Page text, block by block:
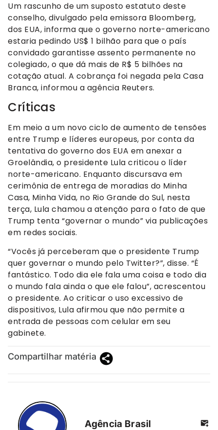
Um rascunho de um suposto estatuto deste
conselho, divulgado pela emissora Bloomberg,
dos EUA, informa que o governo norte-americano
estaria pedindo US$ 1 bilhão para que o país
convidado garantisse assento permanente no
colegiado, o que dá mais de R$ 5 bilhões na
cotação atual. A cobrança foi negada pela Casa
Branca, informou a agência Reuters.
Críticas
Em meio a um novo ciclo de aumento de tensões
entre Trump e líderes europeus, por conta da
tentativa do governo dos EUA em anexar a
Groelândia, o presidente Lula criticou o líder
norte-americano. Enquanto discursava em
cerimônia de entrega de moradias do Minha
Casa, Minha Vida, no Rio Grande do Sul, nesta
terça, Lula chamou a atenção para o fato de que
Trump tenta “governar o mundo” via publicações
em redes sociais.
“Vocês já perceberam que o presidente Trump
quer governar o mundo pelo Twitter?”, disse. “É
fantástico. Todo dia ele fala uma coisa e todo dia
o mundo fala ainda o que ele falou”, acrescentou
o presidente. Ao criticar o uso excessivo de
dispositivos, Lula afirmou que não permite a
entrada de pessoas com celular em seu
gabinete.
Compartilhar matéria
Agência Brasil